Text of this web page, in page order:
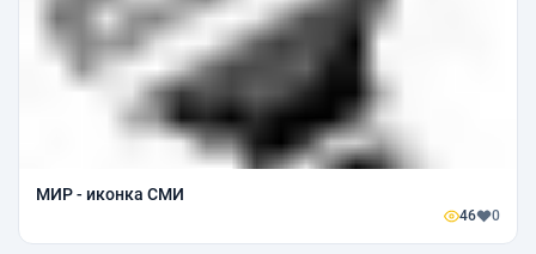
МИР - иконка СМИ
46 0